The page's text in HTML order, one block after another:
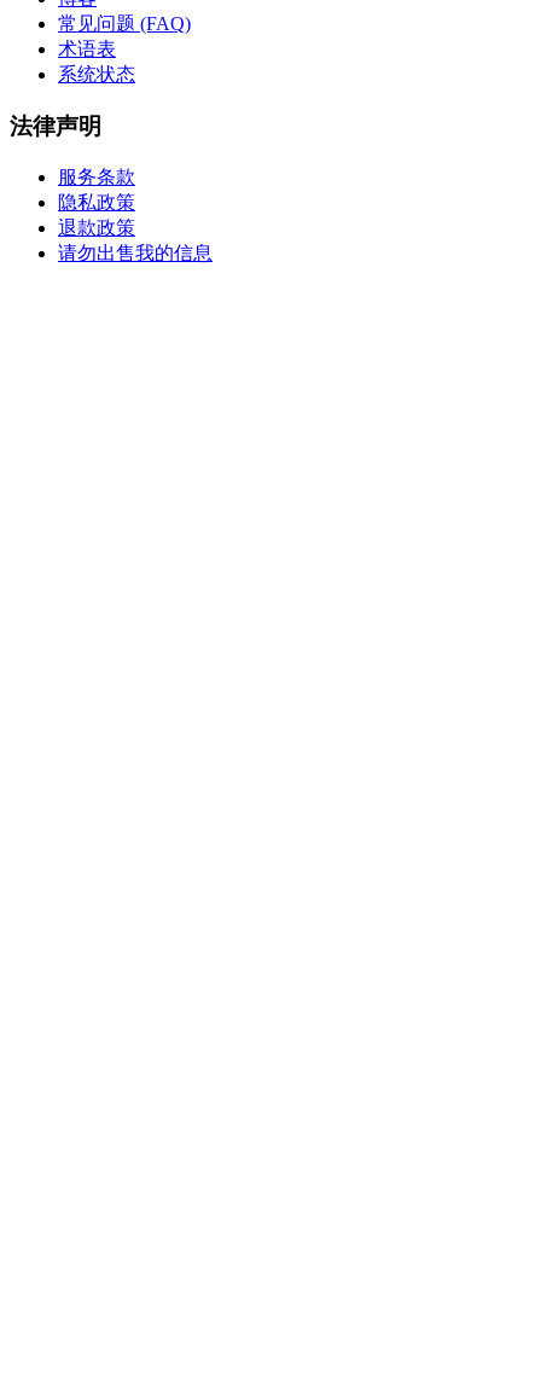
常见问题 (FAQ)
术语表
系统状态
法律声明
服务条款
隐私政策
退款政策
请勿出售我的信息